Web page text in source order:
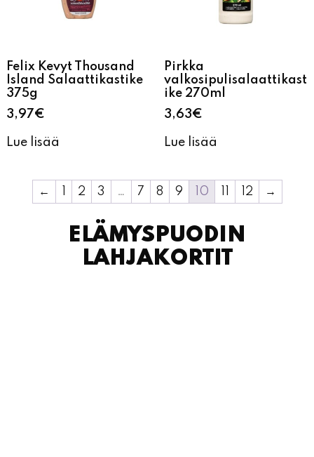
Felix Kevyt Thousand
Island Salaattikastike
375g
3,97€
Lue lisää
Pirkka
valkosipulisalaattikast
ike 270ml
3,63€
Lue lisää
← 2 3 … 7 8 9 10 12 →
ELÄMYSPUODIN
LAHJAKORTIT